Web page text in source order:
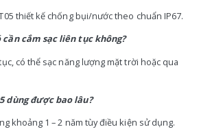
thiết kế chống bụi/nước theo chuẩn IP67.
cần cắm sạc liên tục không?
có thể sạc năng lượng mặt trời hoặc qua
dùng được bao lâu?
khoảng 1 – 2 năm tùy điều kiện sử dụng.